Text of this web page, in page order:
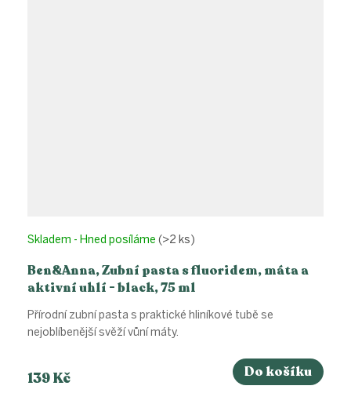
Ben&Anna, Zubní pasta s fluoridem, máta a
aktivní uhlí - black, 75 ml
Skladem - Hned posíláme (>2 ks)
139 Kč Do košíku
Přírodní zubní pasta s praktické hliníkové tubě se
nejoblíbenější svěží vůní máty.